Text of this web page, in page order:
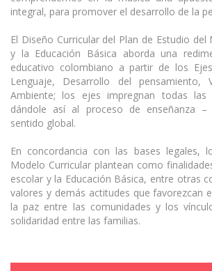
integral, para promover el desarrollo de la
El Diseño Curricular del Plan de Estudio del
y la Educación Básica aborda una
educativo colombiano a partir de los
Lenguaje, Desarrollo del pensamiento,
Ambiente; los ejes impregnan todas las
dándole así al proceso de enseñanza –
sentido global.
En concordancia con las bases legales,
Modelo Curricular plantean como
escolar y la Educación Básica, entre otras
valores y demás actitudes que favorezcan
la paz entre las comunidades y los
solidaridad entre las familias.